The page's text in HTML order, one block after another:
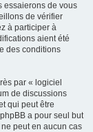
essaierons de vous
de vérifier
à participer à
aient été
des conditions
par « logiciel
de discussions
qui peut être
a pour seul but
peut en aucun cas